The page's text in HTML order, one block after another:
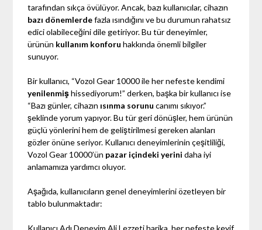
tarafından sıkça övülüyor. Ancak, bazı kullanıcılar, cihazın
bazı dönemlerdefazla ısındığını ve bu durumun rahatsız
edici olabileceğini dile getiriyor. Bu tür deneyimler,
ürünün kullanım konforu hakkında önemli bilgiler
sunuyor.
Bir kullanıcı, “Vozol Gear 10000 ile her nefeste kendimi
yenilenmişhissediyorum!” derken, başka bir kullanıcı ise
“Bazı günler, cihazın ısınma sorunu canımı sıkıyor.”
şeklinde yorum yapıyor. Bu tür geri dönüşler, hem ürünün
güçlü yönlerini hem de geliştirilmesi gereken alanları
gözler önüne seriyor. Kullanıcı deneyimlerinin çeşitliliği,
Vozol Gear 10000’ün pazar içindeki yerini daha iyi
anlamamıza yardımcı oluyor.
Aşağıda, kullanıcıların genel deneyimlerini özetleyen bir
tablo bulunmaktadır:
Kullanıcı Adı Deneyim Ali Lezzeti harika, her nefeste keyif